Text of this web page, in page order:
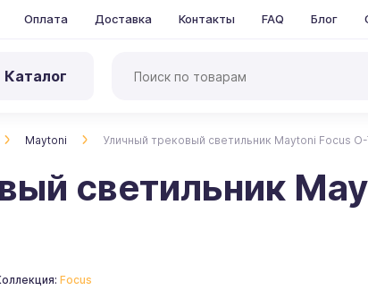
Оплата Доставка Контакты FAQ Блог
Каталог
Maytoni Уличный трековый светильник Maytoni Focus
светильник
Focus